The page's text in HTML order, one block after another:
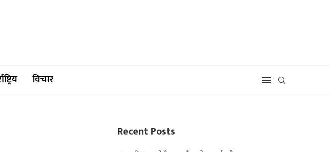
विचार
Recent Posts